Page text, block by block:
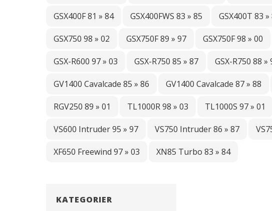
GSX400F 81 » 84 GSX400FWS 83 » 85 GSX400T 83 »
GSX750 98 » 02 GSX750F 89 » 97 GSX750F 98 » 00
GSX-R600 97 » 03 GSX-R750 85 » 87 GSX-R750 88 »
GV1400 Cavalcade 85 » 86 GV1400 Cavalcade 87 » 88
RGV250 89 » 01 TL1000R 98 » 03 TL1000S 97 » 01
VS600 Intruder 95 » 97 VS750 Intruder 86 » 87
XF650 Freewind 97 » 03 XN85 Turbo 83 » 84
KATEGORIER